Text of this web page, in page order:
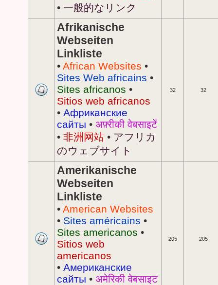
• 一般的なリンク
Afrikanische
Webseiten
Linkliste
• African Websites •
Sites Web africains •
Sites africanos •
Sitios web africanos
• Африканские
сайты • अफ़्रीकी वेबसाइटें
• 非洲网站 • アフリカ
のウェブサイト
32 32
Amerikanische
Webseiten
Linkliste
• American Websites
• Sites américains •
Sites americanos •
Sitios web
americanos
• Американские
сайты • अमेरिकी वेबसाइट
205 205